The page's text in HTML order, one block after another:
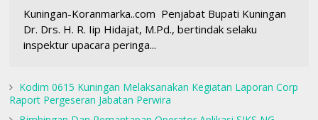
Kuningan-Koranmarka..com Penjabat Bupati Kuningan
Dr. Drs. H. R. Iip Hidajat, M.Pd., bertindak selaku
inspektur upacara peringa...
Kodim 0615 Kuningan Melaksanakan Kegiatan Laporan Corp
Raport Pergeseran Jabatan Perwira